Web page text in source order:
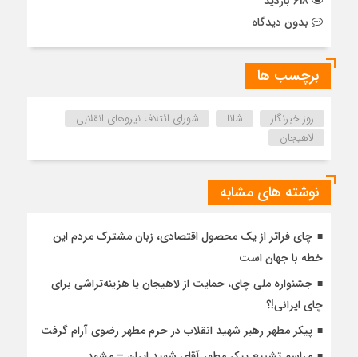
بدون دیدگاه
برچسب ها
روز خبرنگار شانا
شورای ائتلاف نیروهای انقلابی
لاهیجان
نوشته های مشابه
چای فراتر از یک محصول اقتصادی، زبان مشترک مردم این
خطه با جهان است
جشنواره ملی چای، حمایت از لاهیجان یا هزینه‌تراشی برای
چای ایرانی!؟
پیکر مطهر رهبر شهید انقلاب در حرم مطهر رضوی آرام گرفت